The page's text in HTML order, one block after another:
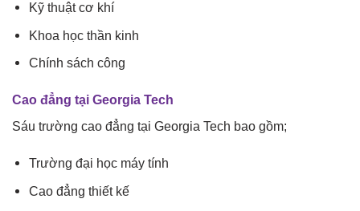
Kỹ thuật cơ khí
Khoa học thần kinh
Chính sách công
Cao đẳng tại Georgia Tech
Sáu trường cao đẳng tại Georgia Tech bao gồm;
Trường đại học máy tính
Cao đẳng thiết kế